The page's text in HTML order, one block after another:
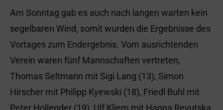
Am Sonntag gab es auch nach langen warten kein
segelbaren Wind, somit wurden die Ergebnisse des
Vortages zum Endergebnis. Vom ausrichtenden
Verein waren fünf Mannschaften vertreten,
Thomas Seltmann mit Sigi Lang (13), Simon
Hirscher mit Philipp Kyewski (18), Friedl Buhl mit
Peter Hollender (19), Ulf Kliem mit Hanna Revutska